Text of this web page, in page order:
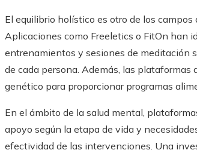
El equilibrio holístico es otro de los
Aplicaciones como Freeletics o FitOn han
entrenamientos y sesiones de meditación
de cada persona. Además, las
genético para proporcionar programas
En el ámbito de la salud mental,
apoyo según la etapa de vida y
efectividad de las intervenciones. Una